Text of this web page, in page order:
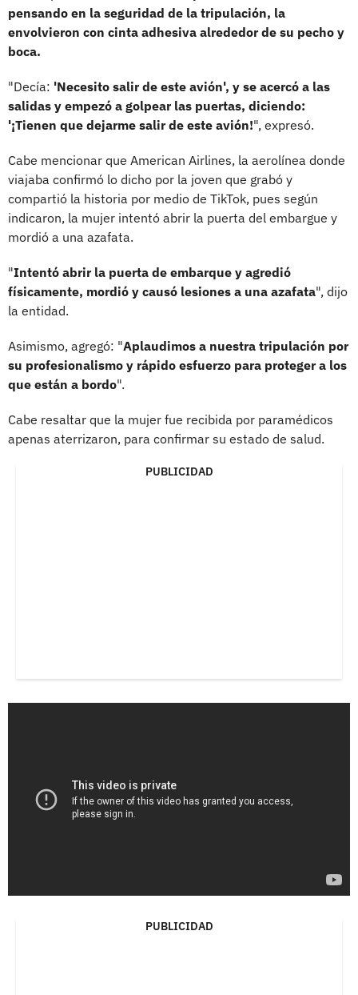
pensando en la seguridad de la tripulación, la
envolvieron con cinta adhesiva alrededor de su pecho y
boca.
"Decía: 'Necesito salir de este avión', y se acercó a las
salidas y empezó a golpear las puertas, diciendo:
'¡Tienen que dejarme salir de este avión!", expresó.
Cabe mencionar que American Airlines, la aerolínea donde
viajaba confirmó lo dicho por la joven que grabó y
compartió la historia por medio de TikTok, pues según
indicaron, la mujer intentó abrir la puerta del embargue y
mordió a una azafata.
"Intentó abrir la puerta de embarque y agredió
físicamente, mordió y causó lesiones a una azafata", dijo
la entidad.
Asimismo, agregó: "Aplaudimos a nuestra tripulación por
su profesionalismo y rápido esfuerzo para proteger a los
que están a bordo".
Cabe resaltar que la mujer fue recibida por paramédicos
apenas aterrizaron, para confirmar su estado de salud.
PUBLICIDAD
PUBLICIDAD